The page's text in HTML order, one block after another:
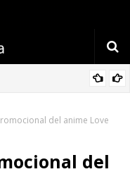
para tu Hogar
del anime Love
del